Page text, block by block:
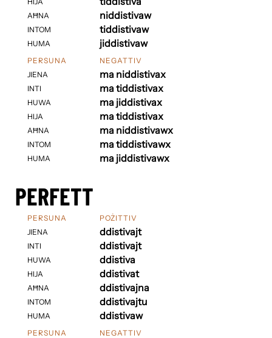
AĦNA
INTOM
HUMA
niddistivaw
tiddistivaw
jiddistivaw
PERSUNA
JIENA
INTI
HUWA
HIJA
AĦNA
INTOM
HUMA
NEGATTIV
ma niddistivax
ma tiddistivax
ma jiddistivax
ma tiddistivax
ma niddistivawx
ma tiddistivawx
ma jiddistivawx
PERFETT
PERSUNA
JIENA
INTI
HUWA
HIJA
AĦNA
INTOM
HUMA
POŻITTIV
ddistivajt
ddistivajt
ddistiva
ddistivat
ddistivajna
ddistivajtu
ddistivaw
PERSUNA
NEGATTIV